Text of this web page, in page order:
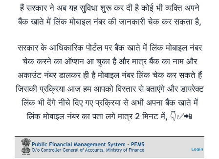
हैं सरकार ने अब यह सुविधा शुरू कर दी है कोई भी व्यक्ति अपने
बैंक खाते में लिंक मोबाइल नंबर की जानकारी चेक कर सकता है,
सरकार के आधिकारिक पोर्टल पर बैंक खाते में लिंक मोबाइल नंबर
चेक करने का ऑप्शन आ चुका है और मात्र बैंक का नाम और
अकाउंट नंबर डालकर ही है मोबाइल नंबर लिंक चेक कर सकते हैं
जिसकी प्रक्रिया आज हम आपको विस्तार से बताएंगे और डायरेक्ट
लिंक भी देंगे नीचे दिए गए प्रक्रिया से अभी अपना बैंक खाते में
लिंक मोबाइल नंबर का पता लगे मात्र 2 मिनट में, 👇✅📲